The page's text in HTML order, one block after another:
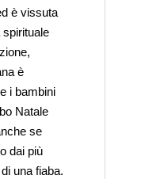
è vissuta
spirituale
è
i bambini
Natale
se
dai più
una fiaba.